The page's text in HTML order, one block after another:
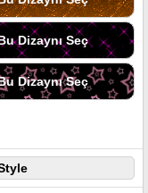
Dizaynı Seç
Dizaynı Seç